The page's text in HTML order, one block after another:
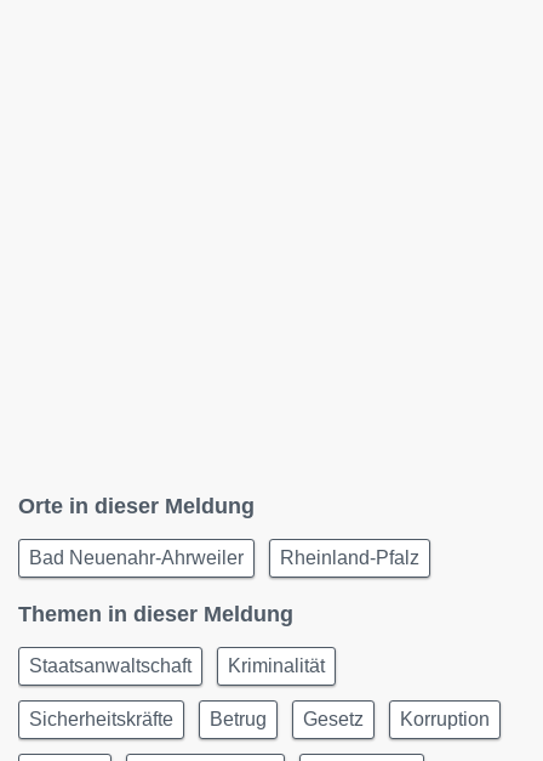
Orte in dieser Meldung
Bad Neuenahr-Ahrweiler Rheinland-Pfalz
Themen in dieser Meldung
Staatsanwaltschaft Kriminalität
Sicherheitskräfte Betrug Gesetz Korruption